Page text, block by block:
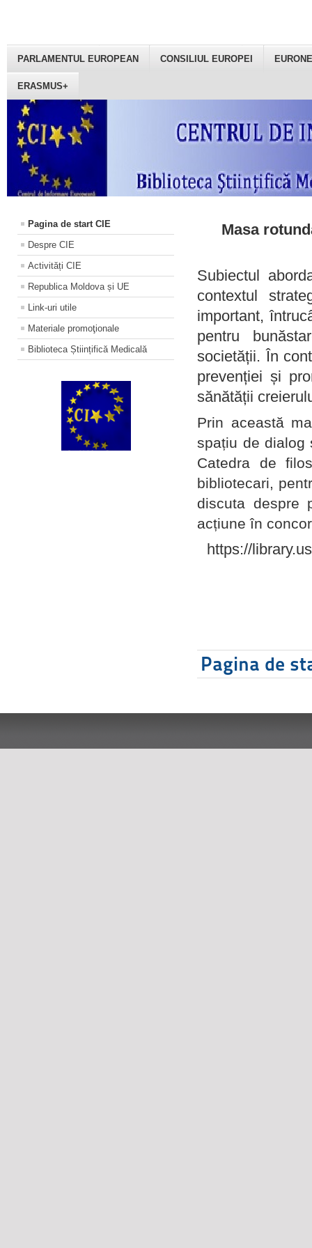
PARLAMENTUL EUROPEAN CONSILIUL EUROPEI
ERASMUS+
Pagina de start CIE
Despre CIE
Activități CIE
Republica Moldova și UE
Link-uri utile
Materiale promoţionale
Biblioteca Științifică Medicală
Masa
Subiectul
contextul
important,
pentru
societății. În
prevenției și
sănătății
Prin această
spațiu de dialog
Catedra de
bibliotecari,
discuta despre
acțiune în
https://
Pagina de